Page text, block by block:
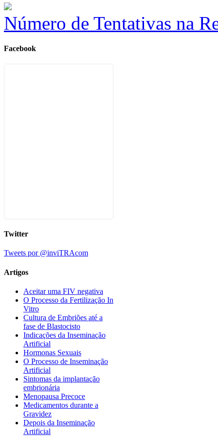
Número de Tentativas na
Facebook
Twitter
Tweets por @inviTRAcom
Artigos
Aceitar uma FIV negativa
O Processo da Fertilização In
Vitro
Cultura de Embriões até a
fase de Blastocisto
Indicações da Inseminação
Artificial
Hormonas Sexuais
O Processo de Inseminação
Artificial
Sintomas da implantação
embrionária
Menopausa Precoce
Medicamentos durante a
Gravidez
Depois da Inseminação
Artificial